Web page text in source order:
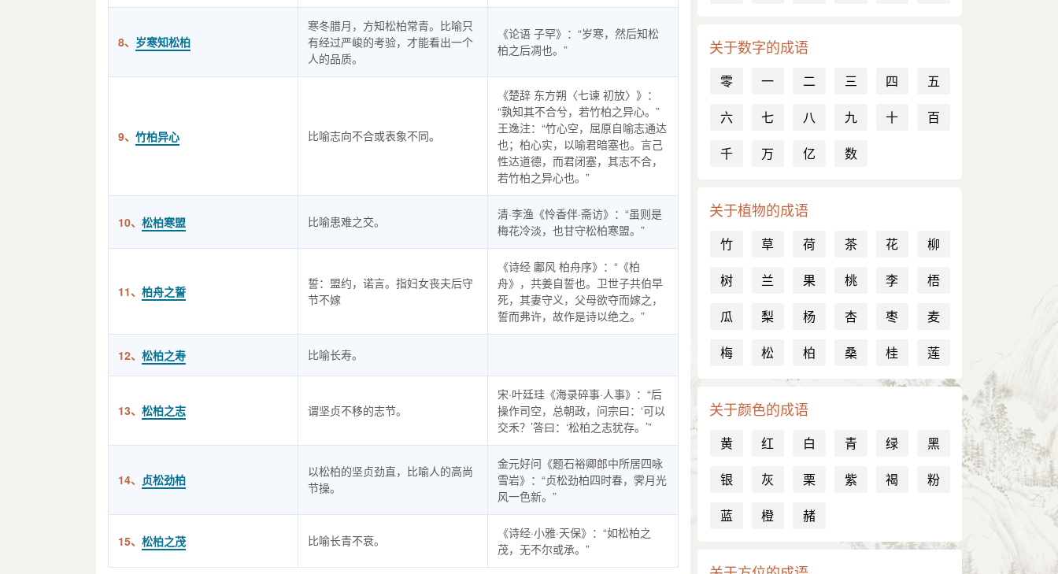
8、 岁寒知松柏
寒冬腊月，方知松柏常青。比喻只
有经过严峻的考验，才能看出一个
人的品质。
《论语 子罕》：“岁寒，然后知松
柏之后凋也。”
9、 竹柏异心 比喻志向不合或表象不同。
《楚辞 东方朔〈七谏 初放〉》：
“孰知其不合兮，若竹柏之异心。”
王逸注：“竹心空，屈原自喻志通达
也；柏心实，以喻君暗塞也。言己
性达道德，而君闭塞，其志不合，
若竹柏之异心也。”
10、 松柏寒盟 比喻患难之交。
清·李渔《怜香伴·斋访》：“虽则是
梅花冷淡，也甘守松柏寒盟。”
11、 柏舟之誓
誓：盟约，诺言。指妇女丧夫后守
节不嫁
《诗经 鄘风 柏舟序》：“《柏
舟》，共姜自誓也。卫世子共伯早
死，其妻守义，父母欲夺而嫁之，
誓而弗许，故作是诗以绝之。”
12、 松柏之寿 比喻长寿。
13、 松柏之志 谓坚贞不移的志节。
宋·叶廷珪《海录碎事·人事》：“后
操作司空，总朝政，问宗曰：‘可以
交禾？’答曰：‘松柏之志犹存。’”
14、 贞松劲柏
以松柏的坚贞劲直，比喻人的高尚
节操。
金元好问《题石裕卿郎中所居四咏
雪岩》：“贞松劲柏四时春，霁月光
风一色新。”
15、 松柏之茂 比喻长青不衰。
《诗经·小雅·天保》：“如松柏之
茂，无不尔或承。”
关于数字的成语
零 一 二 三 四
五
六
七 八 九 十
百
千
万 亿 数
关于植物的成语
竹 草 荷 茶 花
柳
树
兰 果 桃 李
梧
瓜
梨 杨 杏 枣
麦
梅
松 柏 桑 桂 莲
关于颜色的成语
黄 红 白 青 绿
黑
银
灰 栗 紫 褐
粉
蓝
橙 赭